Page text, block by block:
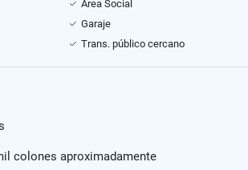
Área Social
Garaje
Trans. público cercano
colones aproximadamente